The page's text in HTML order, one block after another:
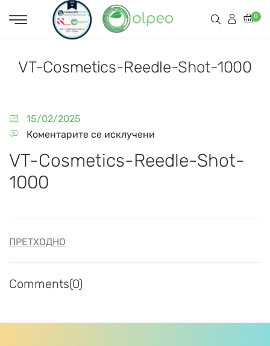
0
VT-Cosmetics-Reedle-Shot-1000
15/02/2025
Коментарите се исклучени
VT-Cosmetics-Reedle-Shot-
1000
ПРЕТХОДНО
Comments(0)